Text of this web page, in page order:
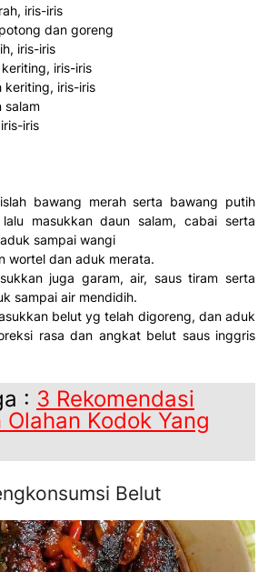
iris-iris
dan goreng
iris-iris
iris-iris
keriting, iris-iris
salam
iris
bawang merah serta bawang putih
masukkan daun salam, cabai serta
sampai wangi
wortel dan aduk merata.
juga garam, air, saus tiram serta
sampai air mendidih.
belut yg telah digoreng, dan aduk
rasa dan angkat belut saus inggris
: 3 Rekomendasi
Olahan Kodok Yang
Belut